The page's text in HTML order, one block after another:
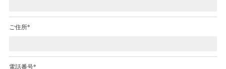
ご住所※
電話番号※